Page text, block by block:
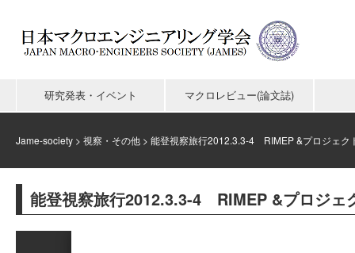
研究発表・イベント マクロレビュー(論文誌)
Jame-society > 視察・その他 > 能登視察旅行2012.3.3-4 RIMEP &プロジェク
能登視察旅行2012.3.3-4 RIMEP &プロジェ